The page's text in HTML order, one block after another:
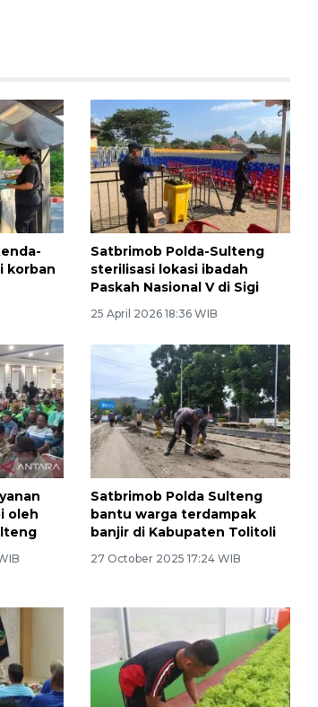
korban
Satbrimob Polda-Sulteng
sterilisasi lokasi ibadah
Paskah Nasional V di Sigi
25 April 2026 18:36 WIB
oleh
Satbrimob Polda Sulteng
bantu warga terdampak
banjir di Kabupaten Tolitoli
27 October 2025 17:24 WIB